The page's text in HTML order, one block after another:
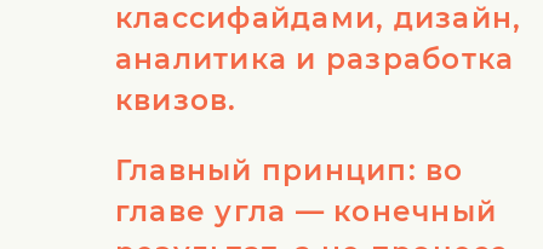
классифайдами, дизайн,
аналитика и разработка
квизов.
Главный принцип: во
главе угла — конечный